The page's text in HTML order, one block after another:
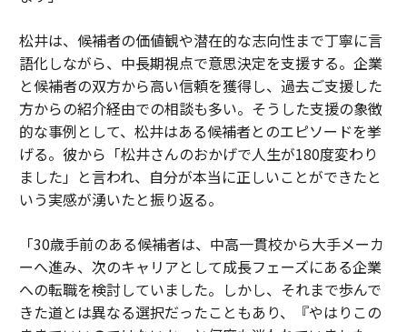
松井は、候補者の価値観や潜在的な志向性まで丁寧に言
語化しながら、中長期視点で意思決定を支援する。企業
と候補者の双方から高い信頼を獲得し、過去ご支援した
方からの紹介経由での相談も多い。そうした支援の象徴
的な事例として、松井はある候補者とのエピソードを挙
げる。彼から「松井さんのおかげで人生が180度変わり
ました」と言われ、自分が本当に正しいことができたと
いう実感が湧いたと振り返る。
「30歳手前のある候補者は、中高一貫校から大手メーカ
ーへ進み、次のキャリアとして成長フェーズにある企業
への転職を検討していました。しかし、それまで歩んで
きた道とは異なる選択だったこともあり、『やはりこの